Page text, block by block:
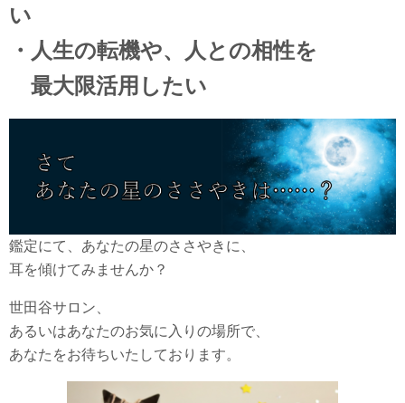
い
・人生の転機や、人との相性を
最大限活用したい
鑑定にて、あなたの星のささやきに、
耳を傾けてみませんか？
世田谷サロン、
あるいはあなたのお気に入りの場所で、
あなたをお待ちいたしております。